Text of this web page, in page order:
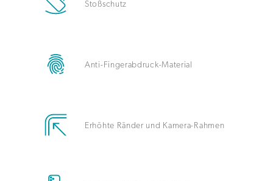
Stoßschutz
Anti-Fingerabdruck-Material
Erhöhte Ränder und Kamera-Rahmen